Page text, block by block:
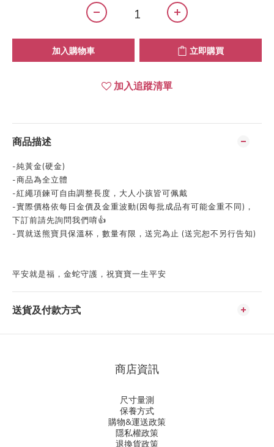
加入購物車 立即購買
加入追蹤清單
商品描述
-純黃金(硬金)
-商品為全立體
-紅繩項鍊可自由調整長度，大人小孩皆可佩戴
-實際價格依每日金價及金重波動(因每批成品有可能金重不同)，
下訂前請先詢問我們唷👍
-買就送熊寶貝保溫杯，數量有限，送完為止 (送完恕不另行告知)
平安就是福，金蛇守護，祝寶寶一生平安
送貨及付款方式
商店資訊
尺寸量測
保養方式
購物&運送政策
隱私權政策
退換貨政策